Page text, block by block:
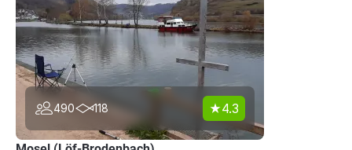
490 118 4.3